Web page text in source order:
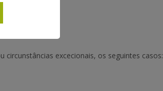
excecionais, os seguintes casos: